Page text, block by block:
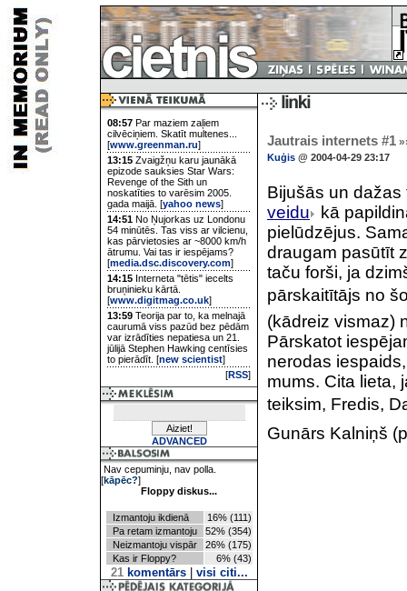
08:57 Par maziem zaļiem
cilvēciņiem. Skatīt multenes...
[www.greenman.ru]
13:15 Zvaigžņu karu jaunākā
epizode sauksies Star Wars:
Revenge of the Sith un
noskatīties to varēsim 2005.
gada maijā. [yahoo news]
14:51 No Ņujorkas uz Londonu
54 minūtēs. Tas viss ar vilcienu,
kas pārvietosies ar ~8000 km/h
ātrumu. Vai tas ir iespējams?
[media.dsc.discovery.com]
14:15 Interneta "tētis" iecelts
bruņinieku kārtā.
[www.digitmag.co.uk]
13:59 Teorija par to, ka melnajā
caurumā viss pazūd bez pēdām
var izrādīties nepatiesa un 21.
jūlijā Stephen Hawking centīsies
to pierādīt. [new scientist]
[RSS]
ADVANCED
Nav cepuminju, nav polla.
[kāpēc?]
Floppy diskus...
Izmantoju ikdienā
16% (111)
Pa retam izmantoju
52% (354)
Neizmantoju vispār
26% (175)
Kas ir Floppy?
6% (43)
21komentārs| visi citi...
Jautrais internets #1
Kuģis @ 2004-04-29 23:17
Bijušās un
veidu
kā
pielūdzējus.
draugam pasūtīt
taču forši, ja
pārskaitītājs no
(kādreiz vismaz)
Pārskatot
nerodas
mums. Cita lieta,
teiksim, Fredis,
Gunārs Kalniņš